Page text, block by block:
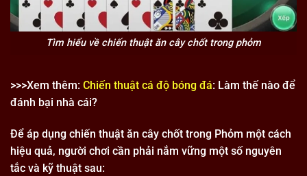
Tìm hiểu về chiến thuật ăn cây chốt trong phỏm
>>>Xem thêm: Chiến thuật cá độ bóng đá: Làm thế nào để
đánh bại nhà cái?
Để áp dụng chiến thuật ăn cây chốt trong Phỏm một cách
hiệu quả, người chơi cần phải nắm vững một số nguyên
tắc và kỹ thuật sau: